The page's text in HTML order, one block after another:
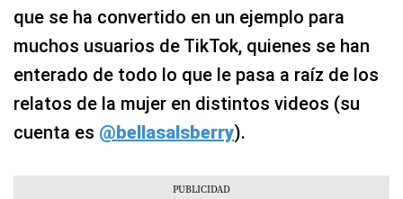
que se ha convertido en un ejemplo para
muchos usuarios de TikTok, quienes se han
enterado de todo lo que le pasa a raíz de los
relatos de la mujer en distintos videos (su
cuenta es @bellasalsberry).